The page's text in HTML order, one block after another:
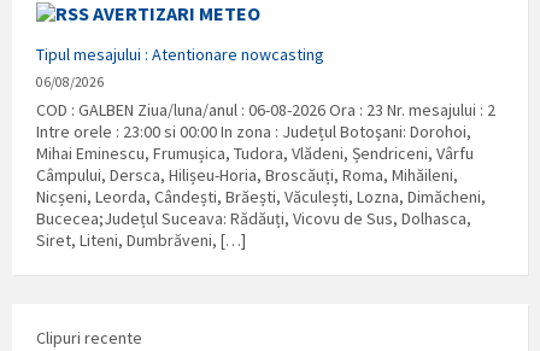
AVERTIZARI METEO
Tipul mesajului : Atentionare nowcasting
06/08/2026
COD : GALBEN Ziua/luna/anul : 06-08-2026 Ora : 23 Nr. mesajului : 2
Intre orele : 23:00 si 00:00 In zona : Județul Botoşani: Dorohoi,
Mihai Eminescu, Frumușica, Tudora, Vlădeni, Șendriceni, Vârfu
Câmpului, Dersca, Hilișeu-Horia, Broscăuți, Roma, Mihăileni,
Nicșeni, Leorda, Cândești, Brăești, Văculești, Lozna, Dimăcheni,
Bucecea;Județul Suceava: Rădăuți, Vicovu de Sus, Dolhasca,
Siret, Liteni, Dumbrăveni, […]
Clipuri recente